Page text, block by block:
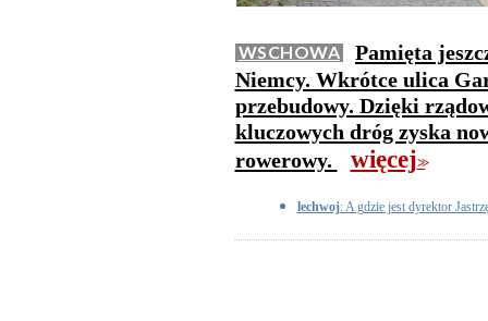
WSCHOWA
Pamięta
Niemcy. Wkrótce ulica
przebudowy. Dzięki
kluczowych dróg zyska
rowerowy.
więcej>>
lechwoj: A gdzie jest dyrektor